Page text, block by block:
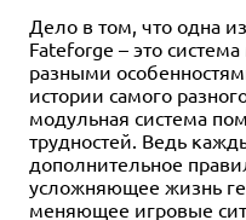
Дело в том, что одна
Fateforge – это
разными
истории самого
модульная система
трудностей. Ведь
дополнительное
усложняющее жизнь
меняющее игровые